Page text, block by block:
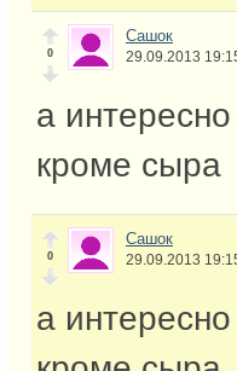
0
Сашок
29.09.2013
а
кроме сыра
0
Сашок
29.09.2013
а